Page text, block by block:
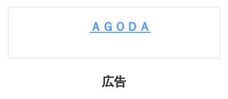
ＡＧＯＤＡ
広告